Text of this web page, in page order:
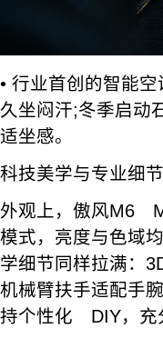
• 行业首创的智能
久坐闷汗;冬季启动
适坐感。
科技美学与专业细
外观上，傲风M6
模式，亮度与色域
学细节同样拉满：
机械臂扶手适配手
持个性化 DIY，充